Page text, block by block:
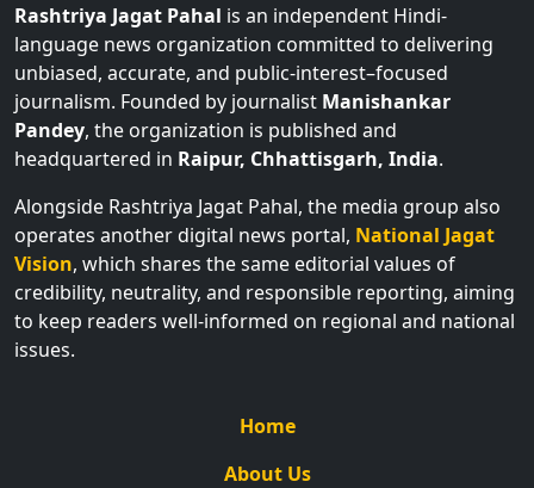
language news organization committed to delivering
unbiased, accurate, and public-interest–focused
journalism. Founded by journalistManishankar
Pandey, the organization is published and
headquartered inRaipur, Chhattisgarh, India
Alongside Rashtriya Jagat Pahal, the media group also
operates another digital news portal,National Jagat
Vision, which shares the same editorial values of
credibility, neutrality, and responsible reporting, aiming
to keep readers well-informed on regional and national
issues.